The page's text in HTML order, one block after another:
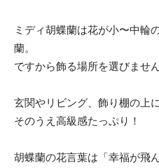
ミディ胡蝶蘭は花が小〜中輪
蘭。
ですから飾る場所を選びませ
玄関やリビング、飾り棚の上
そのうえ高級感たっぷり！
胡蝶蘭の花言葉は「幸福が飛